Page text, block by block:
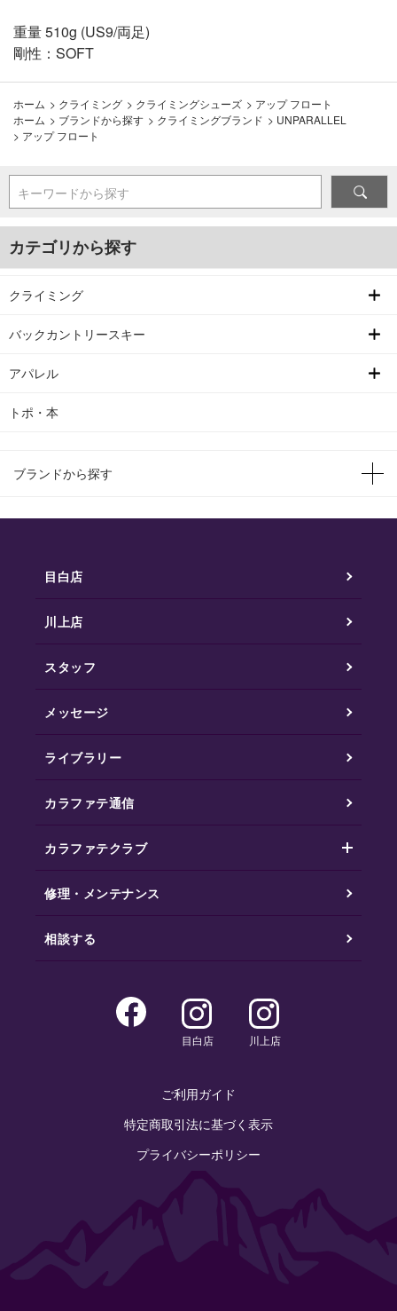
重量 510g (US9/両足)
剛性：SOFT
ホーム > クライミング > クライミングシューズ > アップ フロート
ホーム > ブランドから探す > クライミングブランド > UNPARALLEL
> アップ フロート
キーワードから探す
カテゴリから探す
クライミング
バックカントリースキー
アパレル
トポ・本
ブランドから探す
目白店
川上店
スタッフ
メッセージ
ライブラリー
カラファテ通信
カラファテクラブ
修理・メンテナンス
相談する
目白店 川上店
ご利用ガイド
特定商取引法に基づく表示
プライバシーポリシー